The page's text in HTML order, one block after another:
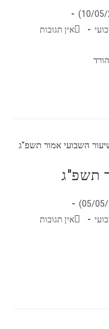
אין תגובות
תשפ"ג
אין תגובות